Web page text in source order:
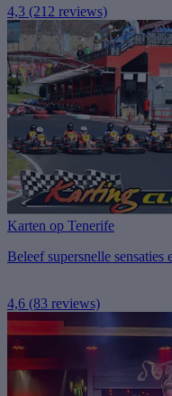
4,3 (212 reviews)
Karten op Tenerife
Beleef supersnelle
4,6 (83 reviews)